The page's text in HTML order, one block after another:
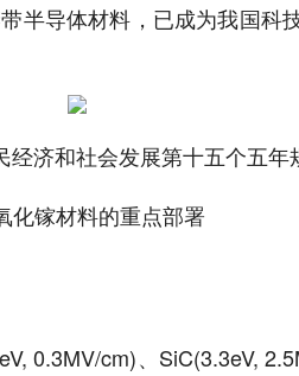
导体材料，已成为我国科
经济和社会发展第十五个五年
化镓材料的重点部署
0.3MV/cm)、SiC(3.3eV,